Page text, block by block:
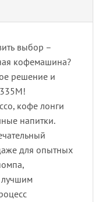
выбор –
кофемашина?
решение и
кофе лонги
напитки.
для опытных
лучшим